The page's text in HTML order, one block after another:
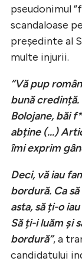
pseudonimul
scandaloase
președinte al
multe injurii.
”Vă pup
bună
Bolojane, băi
abține (…)
îmi exprim
Deci, vă iau
bordură. Ca
asta, să ți-o
Să ți-i luăm și
bordură”, a
candidatului